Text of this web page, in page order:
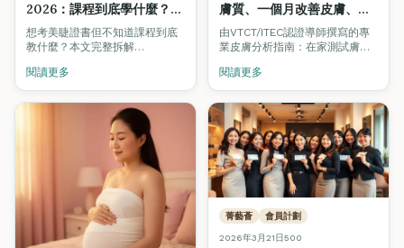
2026：課程到底學什麼？真
實技術、考試例子 + 職場應
用全拆解
想考美睫證書但不知道課程到底
教什麼？本文完整拆解
操模塊、考試情境題、真實技術
教學，以及如何在香港開展美睫
事業。
閱讀更多
膚質、一個月改善皮膚、選
對產品與療程
（VTCT/ITEC美容師模組
指南）
由VTCT/ITEC認證導師撰寫的專
業皮膚分析指南：在家測試膚質
個月護膚計劃、飲食建議、男士
護膚步驟，以及何時需要專業皮
膚分析或醫美支援。
閱讀更多
菁藝薈 會員計劃
2026年3月21日500